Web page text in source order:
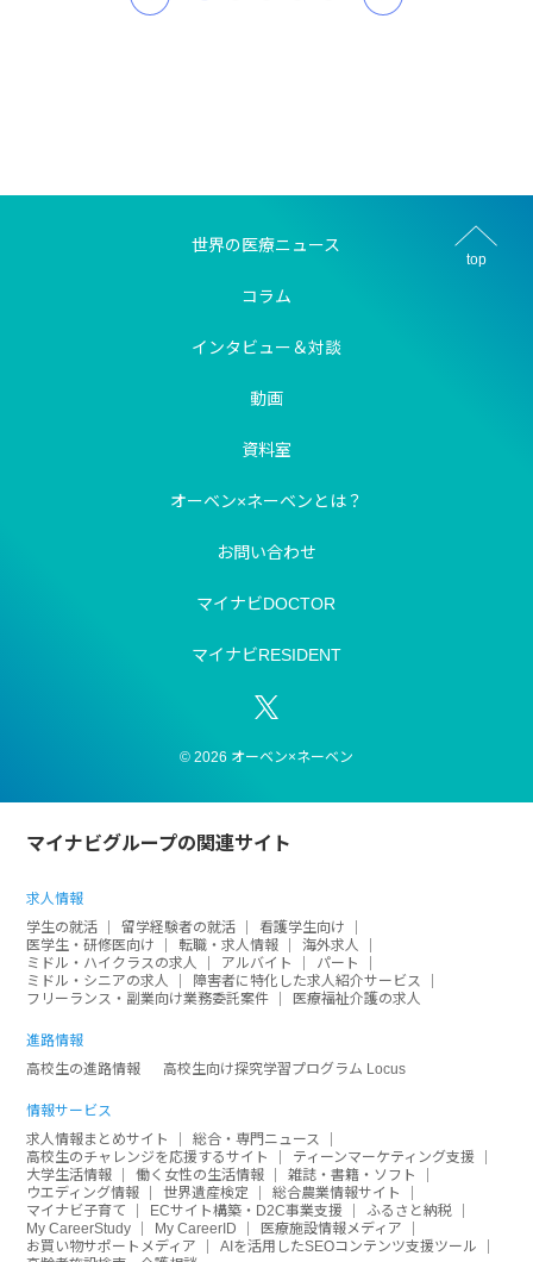
top
世界の医療ニュース
コラム
インタビュー＆対談
動画
資料室
オーベン×ネーベンとは？
お問い合わせ
マイナビDOCTOR
マイナビRESIDENT
© 2026 オーベン×ネーベン
マイナビグループの関連サイト
求人情報
学生の就活
留学経験者の就活
看護学生向け
医学生・研修医向け
転職・求人情報
海外求人
ミドル・ハイクラスの求人
アルバイト
パート
ミドル・シニアの求人
障害者に特化した求人紹介サービス
フリーランス・副業向け業務委託案件
医療福祉介護の求人
進路情報
高校生の進路情報
高校生向け探究学習プログラム Locus
情報サービス
求人情報まとめサイト
総合・専門ニュース
高校生のチャレンジを応援するサイト
ティーンマーケティング支援
大学生活情報
働く女性の生活情報
雑誌・書籍・ソフト
ウエディング情報
世界遺産検定
総合農業情報サイト
マイナビ子育て
ECサイト構築・D2C事業支援
ふるさと納税
My CareerStudy
My CareerID
医療施設情報メディア
お買い物サポートメディア
AIを活用したSEOコンテンツ支援ツール